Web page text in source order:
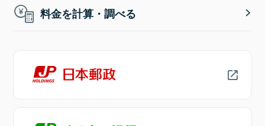
料金を計算・調べる